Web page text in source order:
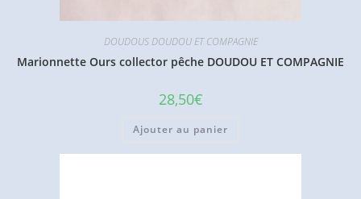
DOUDOUS DOUDOU ET COMPAGNIE
Marionnette Ours collector pêche DOUDOU ET COMPAGNIE
28,50€
Ajouter au panier